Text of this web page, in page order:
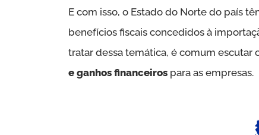
E com isso, o Estado do Norte do país
benefícios fiscais concedidos à
tratar dessa temática, é comum escutar
e ganhos financeiros para as empresas.